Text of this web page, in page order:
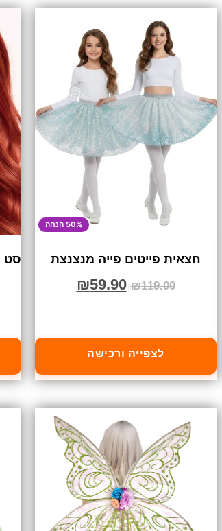
50% הנחה
חצאית פייטים פייה מנצנצת
₪119.00
₪59.90
לצפייה ורכישה
סט